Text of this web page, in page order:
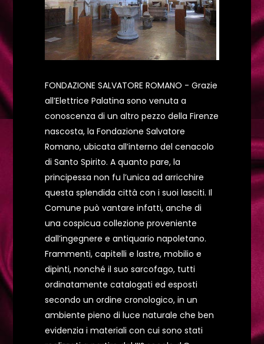
FONDAZIONE SALVATORE ROMANO - Grazie
all’Elettrice Palatina sono venuta a
conoscenza di un altro pezzo della Firenze
nascosta, la Fondazione Salvatore
Romano, ubicata all’interno del cenacolo
di Santo Spirito. A quanto pare, la
principessa non fu l’unica ad arricchire
questa splendida città con i suoi lasciti. Il
Comune può vantare infatti, anche di
una cospicua collezione proveniente
dall’ingegnere e antiquario napoletano.
Frammenti, capitelli e lastre, mobilio e
dipinti, nonché il suo sarcofago, tutti
ordinatamente catalogati ed esposti
secondo un ordine cronologico, in un
ambiente pieno di luce naturale che ben
evidenzia i materiali con cui sono stati